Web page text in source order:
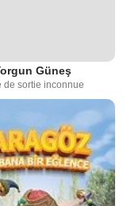
Güneş
de sortie inconnue